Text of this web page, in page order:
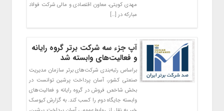
مهدی کویتی، معاون اقتصادی و مالی شرکت فولاد
مبارکه در […]
آپ جزء سه شرکت برتر گروه رایانه
و فعالیت‌های وابسته شد
براساس رتبه‌بندی شرکت‌های برتر سازمان مدیریت
صنعتی کشور، آسان پرداخت پرشین توانست در
بخش شاخص فروش در گروه رایانه و فعالیت‌‌های
وابسته جایگاه دوم را کسب کند. به گزارش کیوسک